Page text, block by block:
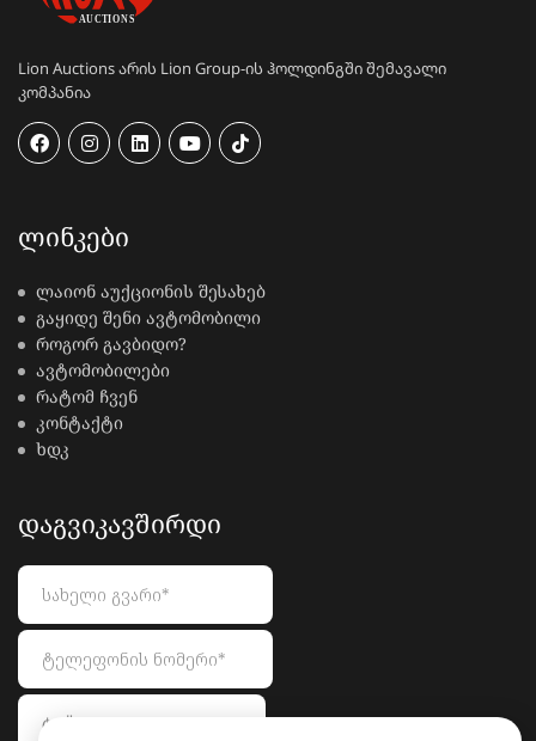
Lion Auctions არის Lion Group-ის ჰოლდინგში შემავალი
კომპანია
ᲚᲘᲜᲙᲔᲑᲘ
ლაიონ აუქციონის შესახებ
გაყიდე შენი ავტომობილი
როგორ გავბიდო?
ავტომობილები
რატომ ჩვენ
კონტაქტი
ხდკ
ᲓᲐᲒᲕᲘᲙᲐᲕᲨᲘᲠᲓᲘ